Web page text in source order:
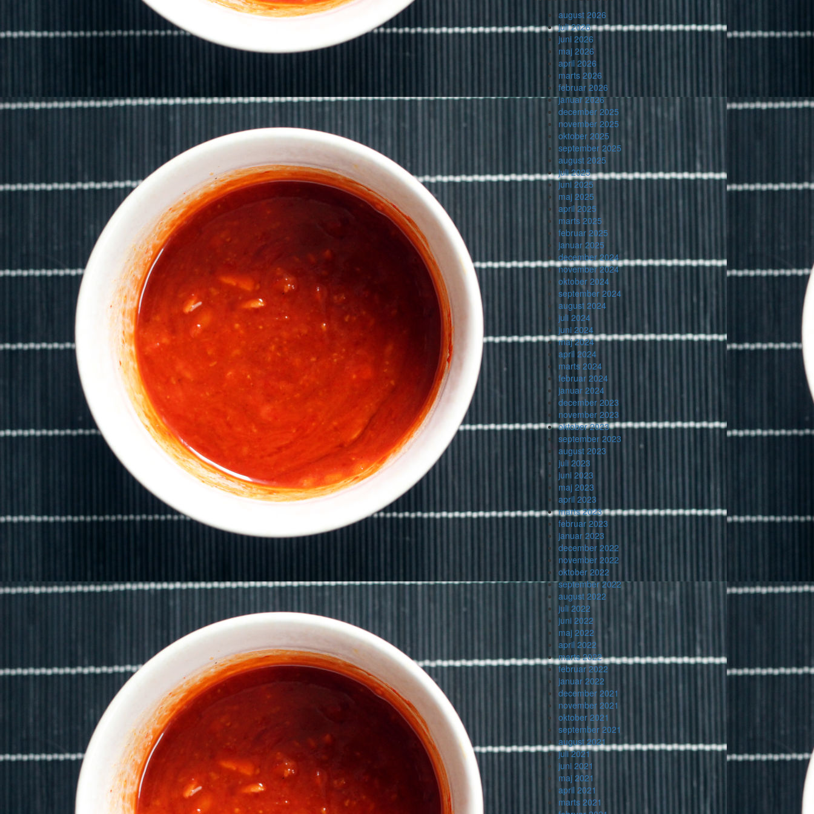
august 2026
juli 2026
juni 2026
maj 2026
april 2026
marts 2026
februar 2026
januar 2026
december 2025
november 2025
oktober 2025
september 2025
august 2025
juli 2025
juni 2025
maj 2025
april 2025
marts 2025
februar 2025
januar 2025
december 2024
november 2024
oktober 2024
september 2024
august 2024
juli 2024
juni 2024
maj 2024
april 2024
marts 2024
februar 2024
januar 2024
december 2023
november 2023
oktober 2023
september 2023
august 2023
juli 2023
juni 2023
maj 2023
april 2023
marts 2023
februar 2023
januar 2023
december 2022
november 2022
oktober 2022
september 2022
august 2022
juli 2022
juni 2022
maj 2022
april 2022
marts 2022
februar 2022
januar 2022
december 2021
november 2021
oktober 2021
september 2021
august 2021
juli 2021
juni 2021
maj 2021
april 2021
marts 2021